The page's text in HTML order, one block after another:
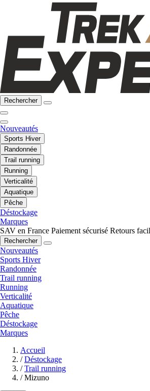
Rechercher
Nouveautés
Sports Hiver
Randonnée
Trail running
Running
Verticalité
Aquatique
Pêche
Déstockage
Marques
SAV en France Paiement sécurisé Retours
Rechercher
Nouveautés
Sports Hiver
Randonnée
Trail running
Running
Verticalité
Aquatique
Pêche
Déstockage
Marques
Accueil
/ Déstockage
/ Trail running
/ Mizuno